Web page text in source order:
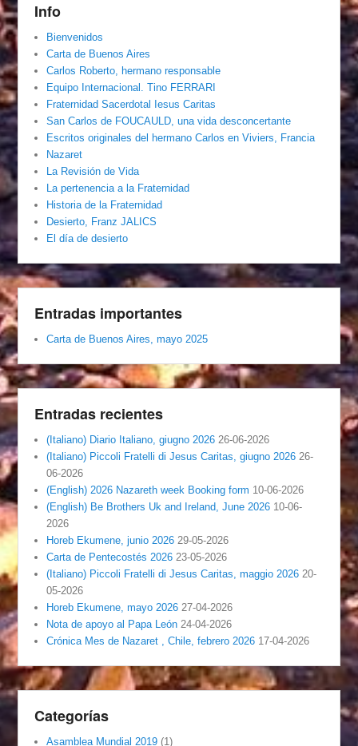
Info
Bienvenidos
Carta de Buenos Aires
Carlos Roberto, hermano responsable
Equipo Internacional. Tino FERRARI
Fraternidad Sacerdotal Iesus Caritas
San Carlos de FOUCAULD, una vida desconcertante
Escritos originales del hermano Carlos en Viviers, Francia
Nazaret
La Revisión de Vida
La pertenencia a la Fraternidad
Historia de la Fraternidad
Desierto, Franz JALICS
El día de desierto
Entradas importantes
Carta de Buenos Aires, mayo 2025
Entradas recientes
(Italiano) Diario Italiano, giugno 2026 26-06-2026
(Italiano) Piccoli Fratelli di Jesus Caritas, giugno 2026 26-
06-2026
(English) 2026 Nazareth week Booking form 10-06-2026
(English) Be Brothers Uk and Ireland, June 2026 10-06-
2026
Horeb Ekumene, junio 2026 29-05-2026
Carta de Pentecostés 2026 23-05-2026
(Italiano) Piccoli Fratelli di Jesus Caritas, maggio 2026 20-
05-2026
Horeb Ekumene, mayo 2026 27-04-2026
Nota de apoyo al Papa León 24-04-2026
Crónica Mes de Nazaret , Chile, febrero 2026 17-04-2026
Categorías
Asamblea Mundial 2019 (1)